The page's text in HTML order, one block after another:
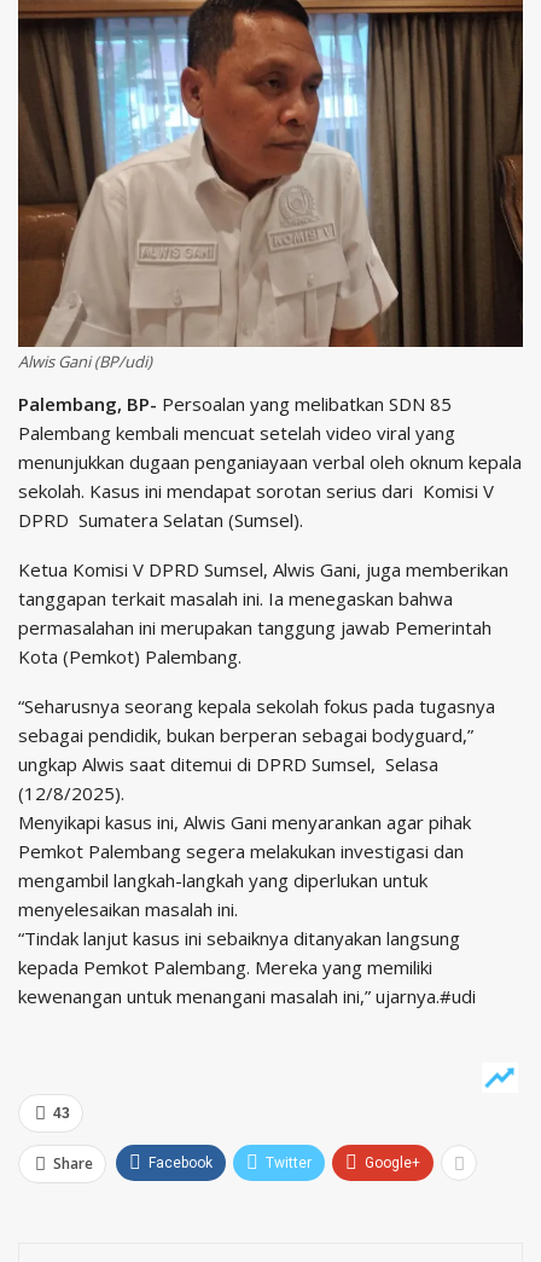
Alwis Gani (BP/udi)
Palembang, BP- Persoalan yang melibatkan SDN 85
Palembang kembali mencuat setelah video viral yang
menunjukkan dugaan penganiayaan verbal oleh oknum kepala
sekolah. Kasus ini mendapat sorotan serius dari Komisi V
DPRD Sumatera Selatan (Sumsel).
Ketua Komisi V DPRD Sumsel, Alwis Gani, juga memberikan
tanggapan terkait masalah ini. Ia menegaskan bahwa
permasalahan ini merupakan tanggung jawab Pemerintah
Kota (Pemkot) Palembang.
“Seharusnya seorang kepala sekolah fokus pada tugasnya
sebagai pendidik, bukan berperan sebagai bodyguard,”
ungkap Alwis saat ditemui di DPRD Sumsel, Selasa
(12/8/2025).
Menyikapi kasus ini, Alwis Gani menyarankan agar pihak
Pemkot Palembang segera melakukan investigasi dan
mengambil langkah-langkah yang diperlukan untuk
menyelesaikan masalah ini.
“Tindak lanjut kasus ini sebaiknya ditanyakan langsung
kepada Pemkot Palembang. Mereka yang memiliki
kewenangan untuk menangani masalah ini,” ujarnya.#udi
43
Share Facebook Twitter Google+